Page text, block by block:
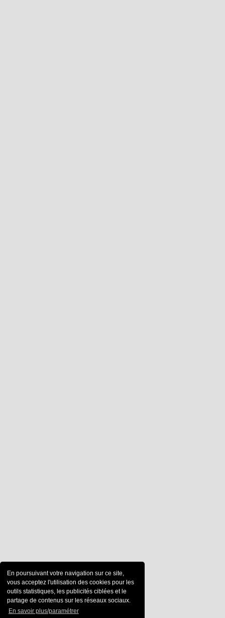
En poursuivant votre navigation sur ce site,
vous acceptez l'utilisation des cookies pour les
outils statistiques, les publicités ciblées et le
partage de contenus sur les réseaux sociaux.
En savoir plus/paramétrer